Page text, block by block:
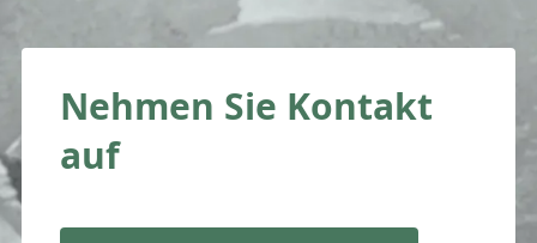
Nehmen Sie Kontakt
auf